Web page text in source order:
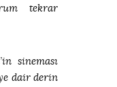
tekrar
sineması
dair derin